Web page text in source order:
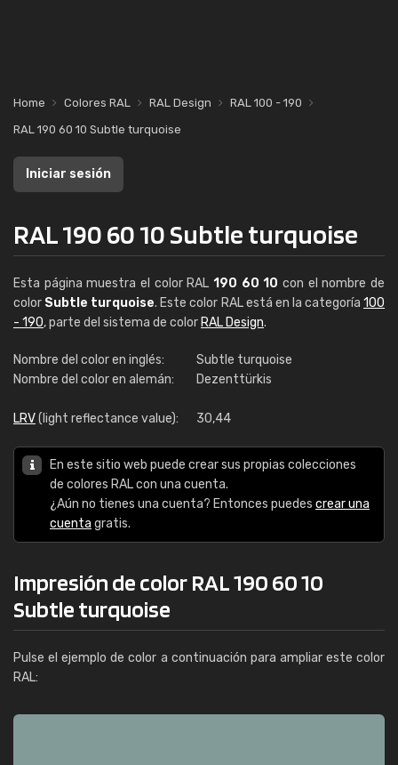
Home Colores RAL RAL Design
RAL 100 - 190
RAL 190 60 10 Subtle turquoise
Iniciar sesión
RAL 190 60 10 Subtle turquoise
Esta página muestra el color RAL 190 60 10 con el nombre de
color Subtle turquoise. Este color RAL está en la categoría100
- 190, parte del sistema de color RAL Design.
Nombre del color en inglés:
Subtle turquoise
Nombre del color en alemán:
Dezenttürkis
LRV(light reflectance value): 30,44
En este sitio web puede crear sus propias colecciones
de colores RAL con una cuenta.
¿Aún no tienes una cuenta? Entonces puedes crear una
cuenta gratis.
Impresión de color RAL 190 60 10
Subtle turquoise
Pulse el ejemplo de color a continuación para ampliar este color
RAL: